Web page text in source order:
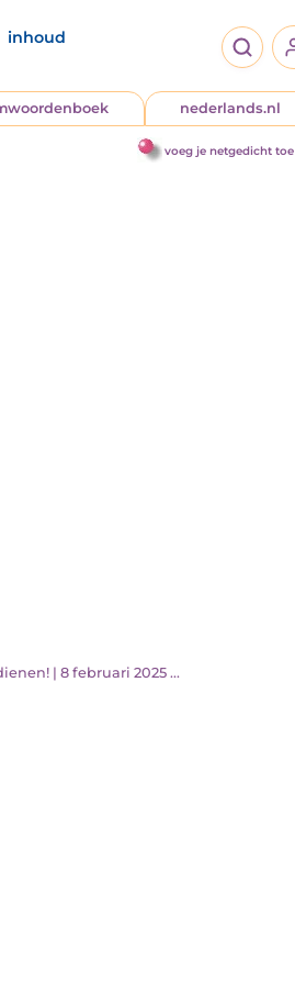
inhoud
nederlands.nl
voeg je netgedicht toe
| 8 februari 2025 ...